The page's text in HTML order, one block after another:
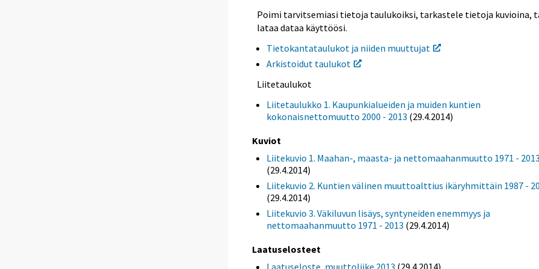
Poimi tarvitsemiasi tietoja taulukoiksi, tarkastele tietoja kuvioina,
lataa dataa käyttöösi.
Tietokantataulukot ja niiden muuttujat
Arkistoidut taulukot
Liitetaulukot
Liitetaulukko 1. Kaupunkialueiden ja muiden kuntien
kokonaisnettomuutto 2000 - 2013 (29.4.2014)
Kuviot
Liitekuvio 1. Maahan-, maasta- ja nettomaahanmuutto 1971 - 2013
(29.4.2014)
Liitekuvio 2. Kuntien välinen muuttoalttius ikäryhmittäin 1987 -
(29.4.2014)
Liitekuvio 3. Väkiluvun lisäys, syntyneiden enemmyys ja
nettomaahanmuutto 1971 - 2013 (29.4.2014)
Laatuselosteet
Laatuseloste, muuttoliike 2013 (29.4.2014)